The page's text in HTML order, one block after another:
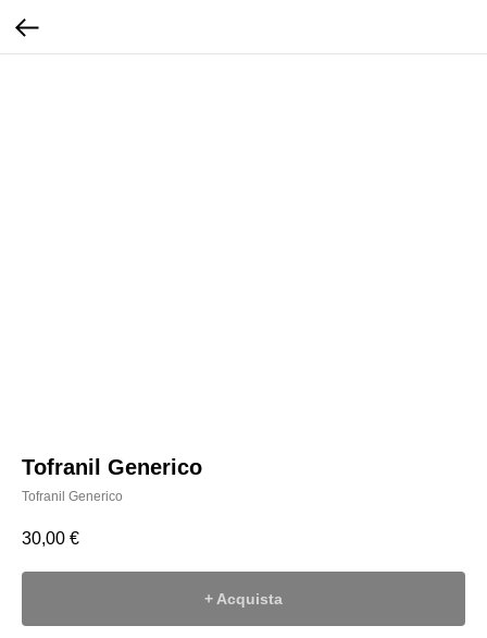
Tofranil Generico
Tofranil Generico
30,00 €
+ Acquista